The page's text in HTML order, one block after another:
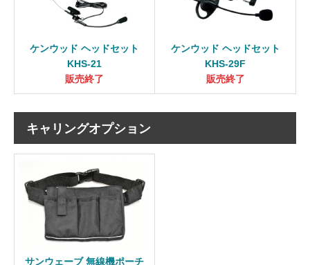
ケンウッド ヘッドセット
KHS-21
販売終了
ケンウッド ヘッドセット
KHS-29F
販売終了
キャリングオプション
サンウェーブ 無線機ポーチ